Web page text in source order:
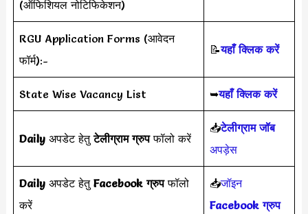
(ऑफिशियल नोटिफिकेशन)
RGU Application Forms (आवेदन
फॉर्म):-
📝यहाँ क्लिक करें
State Wise Vacancy List ➥यहाँ क्लिक करें
Daily अपडेट हेतुटेलीग्राम ग्रुपफॉलो करें
📥टेलीग्राम जॉब
अपड़ेस
Daily अपडेट हेतुFacebook ग्रुपफॉलो
करें
📥जॉइन
Facebook ग्रुप